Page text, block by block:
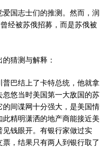
国志士们的推测。然而，润
经被苏俄招募，而是苏俄被
猜测与解释：
巴结上了卡特总统，他就拿
悠当时美国第一大敌国的苏
间谍网十分强大，是美国情
精明潇洒的地产商能接近美
钱眼开。有银行家做过实
，结果只有两人到银行取了